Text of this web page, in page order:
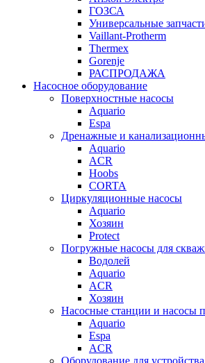
ГОЗСА
Универсальные
Vaillant-Protherm
Thermex
Gorenje
РАСПРОДАЖА
Насосное оборудование
Поверхностные насосы
Aquario
Espa
Дренажные и
Aquario
ACR
Hoobs
CORTA
Циркуляционные насосы
Aquario
Хозяин
Protect
Погружные насосы для
Водолей
Aquario
ACR
Хозяин
Насосные станции и насосы
Aquario
Espa
ACR
Оборудование для